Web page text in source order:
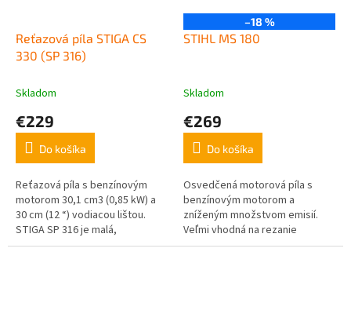
Reťazová píla STIGA CS
330 (SP 316)
Skladom
€229
Do košíka
Reťazová píla s benzínovým
motorom 30,1 cm3 (0,85 kW) a
30 cm (12 “) vodiacou lištou.
STIGA SP 316 je malá,
kompaktná, ľahká, dobre
–18 %
STIHL MS 180
Skladom
€269
Do košíka
Osvedčená motorová píla s
benzínovým motorom a
zníženým množstvom emisií.
Veľmi vhodná na rezanie
palivového dreva a pre